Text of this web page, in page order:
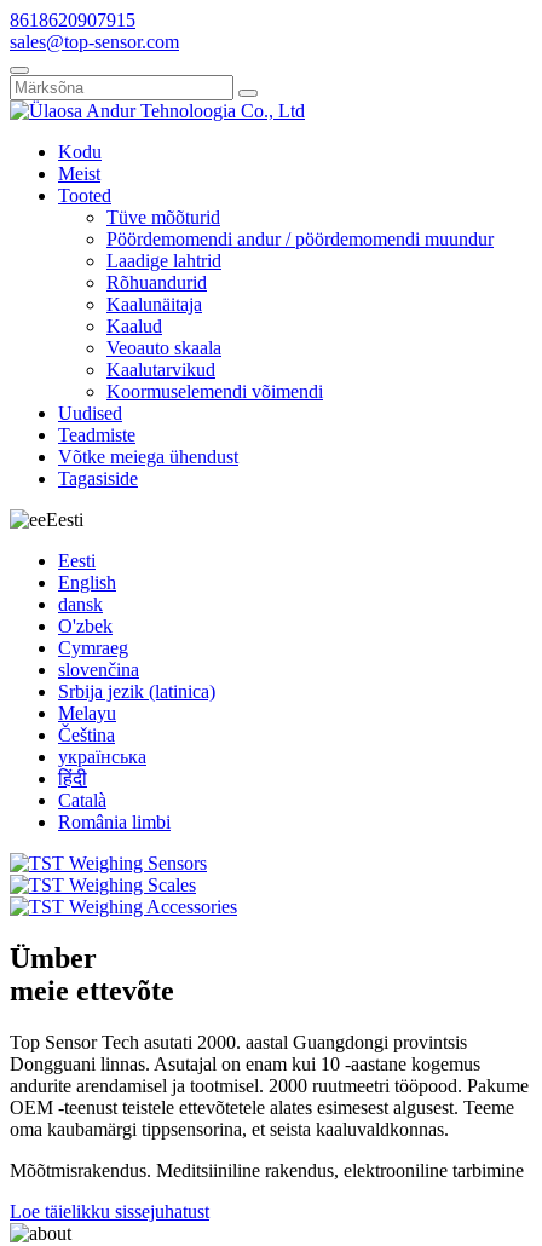
8618620907915
sales@top-sensor.com
Kodu
Meist
Tooted
Tüve mõõturid
Pöördemomendi andur / pöördemomendi muundur
Laadige lahtrid
Rõhuandurid
Kaalunäitaja
Kaalud
Veoauto skaala
Kaalutarvikud
Koormuselemendi võimendi
Uudised
Teadmiste
Võtke meiega ühendust
Tagasiside
Eesti
Eesti
English
dansk
O'zbek
Cymraeg
slovenčina
Srbija jezik (latinica)
Melayu
Čeština
українська
हिंदी
Català
România limbi
Ümber
meie ettevõte
Top Sensor Tech asutati 2000. aastal Guangdongi provintsis
Dongguani linnas. Asutajal on enam kui 10 -aastane kogemus
andurite arendamisel ja tootmisel. 2000 ruutmeetri tööpood. Pakume
OEM -teenust teistele ettevõtetele alates esimesest algusest. Teeme
oma kaubamärgi tippsensorina, et seista kaaluvaldkonnas.
Mõõtmisrakendus. Meditsiiniline rakendus, elektrooniline tarbimine
Loe täielikku sissejuhatust